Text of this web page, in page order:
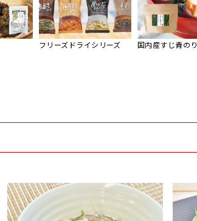
フリーズドライシリーズ 国内産すじ青のり